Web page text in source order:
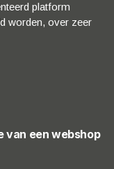
platform
worden, over zeer
van een webshop